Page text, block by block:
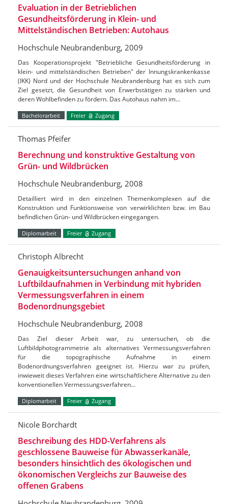
Evaluation in der Betrieblichen
Gesundheitsförderung in Klein- und
Mittelständischen Betrieben: Autohaus
Hochschule Neubrandenburg, 2009
Das Kooperationsprojekt "Betriebliche Gesundheitsförderung in
klein- und mittelständischen Betrieben" der Innungskrankenkasse
(IKK) Nord und der Hochschule Neubrandenburg hat es sich zum
Ziel gesetzt, die Gesundheit von Erwerbstätigen zu stärken und
deren Wohlbefinden zu fördern. Das Autohaus nahm im…
Bachelorarbeit Freier Zugang
Thomas Pfeifer
Berechnung und konstruktive Gestaltung von
Grün- und Wildbrücken
Hochschule Neubrandenburg, 2008
Detailliert wird in den einzelnen Themenkomplexen auf die
Konstruktion und Funktionsweise von verwirklichten bzw. im Bau
befindlichen Grün- und Wildbrücken eingegangen.
Diplomarbeit Freier Zugang
Christoph Albrecht
Genauigkeitsuntersuchungen anhand von
Luftbildaufnahmen in Verbindung mit hybriden
Vermessungsverfahren in einem
Bodenordnungsgebiet
Hochschule Neubrandenburg, 2008
Das Ziel dieser Arbeit war, zu untersuchen, ob die
Luftbildphotogrammetrie als alternatives Vermessungsverfahren
für die topographische Aufnahme in einem
Bodenordnungsverfahren geeignet ist. Hierzu war zu prüfen,
inwieweit dieses Verfahren eine wirtschaftlichere Alternative zu den
konventionellen Vermessungsverfahren…
Diplomarbeit Freier Zugang
Nicole Borchardt
Beschreibung des HDD-Verfahrens als
geschlossene Bauweise für Abwasserkanäle,
besonders hinsichtlich des ökologischen und
ökonomischen Vergleichs zur Bauweise des
offenen Grabens